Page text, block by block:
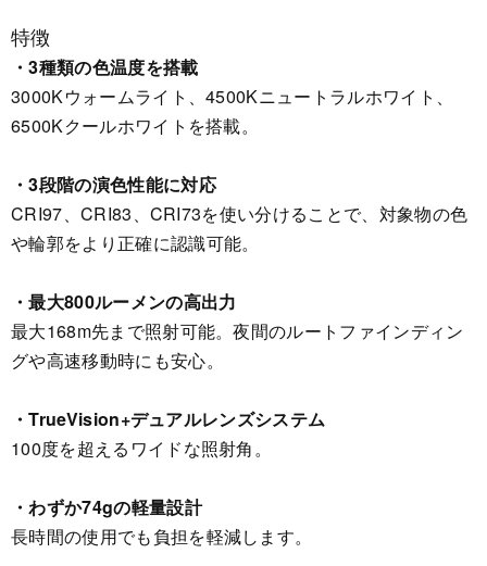
特徴
・3種類の色温度を搭載
3000Kウォームライト、4500Kニュートラルホワイト、
6500Kクールホワイトを搭載。
・3段階の演色性能に対応
CRI97、CRI83、CRI73を使い分けることで、対象物の色
や輪郭をより正確に認識可能。
・最大800ルーメンの高出力
最大168m先まで照射可能。夜間のルートファインディン
グや高速移動時にも安心。
・TrueVision+デュアルレンズシステム
100度を超えるワイドな照射角。
・わずか74gの軽量設計
長時間の使用でも負担を軽減します。